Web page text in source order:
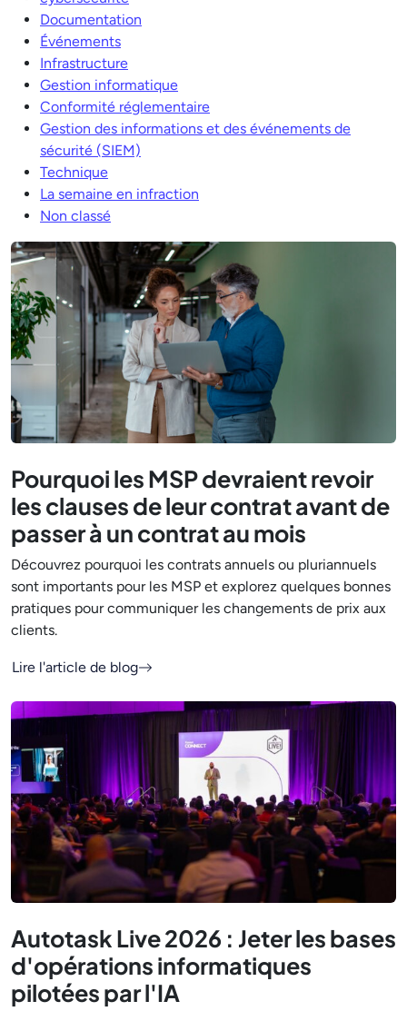
Documentation
Événements
Infrastructure
Gestion informatique
Conformité réglementaire
Gestion des informations et des événements de
sécurité (SIEM)
Technique
La semaine en infraction
Non classé
Pourquoi les MSP devraient revoir
les clauses de leur contrat avant de
passer à un contrat au mois
Découvrez pourquoi les contrats annuels ou pluriannuels
sont importants pour les MSP et explorez quelques bonnes
pratiques pour communiquer les changements de prix aux
clients.
Lire l'article de blog
Autotask Live 2026 : Jeter les bases
d'opérations informatiques
pilotées par l'IA